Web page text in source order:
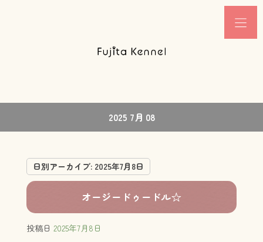
2025 7月 08
日別アーカイブ: 2025年7月8日
オージードゥードル☆
投稿日 2025年7月8日